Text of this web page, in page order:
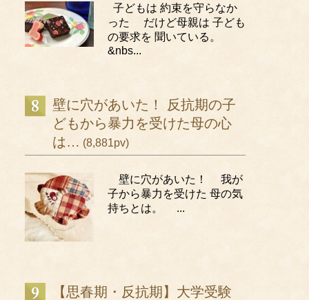
子どもは 約束を守らなか
った だけど母親は 子ども
の要求を 聞いている。
&nbs...
壁に穴があいた！ 反抗期の子
どもから暴力を受けた母の心
は… (8,881pv)
壁に穴があいた！ 我が
子から暴力を受けた 母の気
持ちとは。 ...
【思春期・反抗期】大学受験